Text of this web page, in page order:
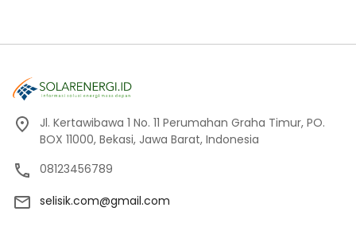
Jl. Kertawibawa 1 No. 11 Perumahan Graha Timur, PO.
BOX 11000, Bekasi, Jawa Barat, Indonesia
08123456789
selisik.com@gmail.com